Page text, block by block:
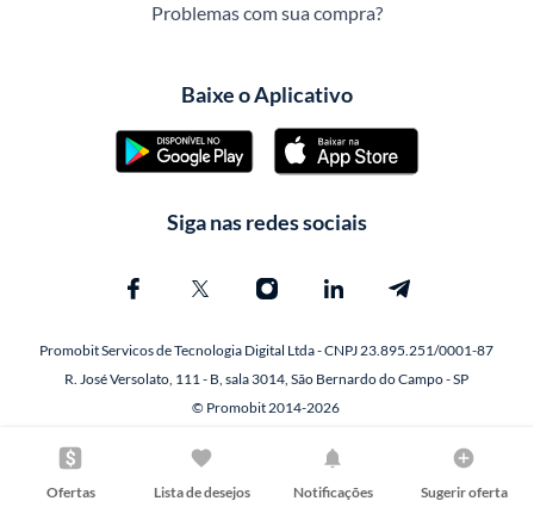
Ofertas Lista de desejos Notificações Sugerir oferta
Problemas com sua compra?
Baixe o Aplicativo
Siga nas redes sociais
Promobit Servicos de Tecnologia Digital Ltda - CNPJ 23.895.251/0001-87
R. José Versolato, 111 - B, sala 3014, São Bernardo do Campo - SP
© Promobit 2014-2026